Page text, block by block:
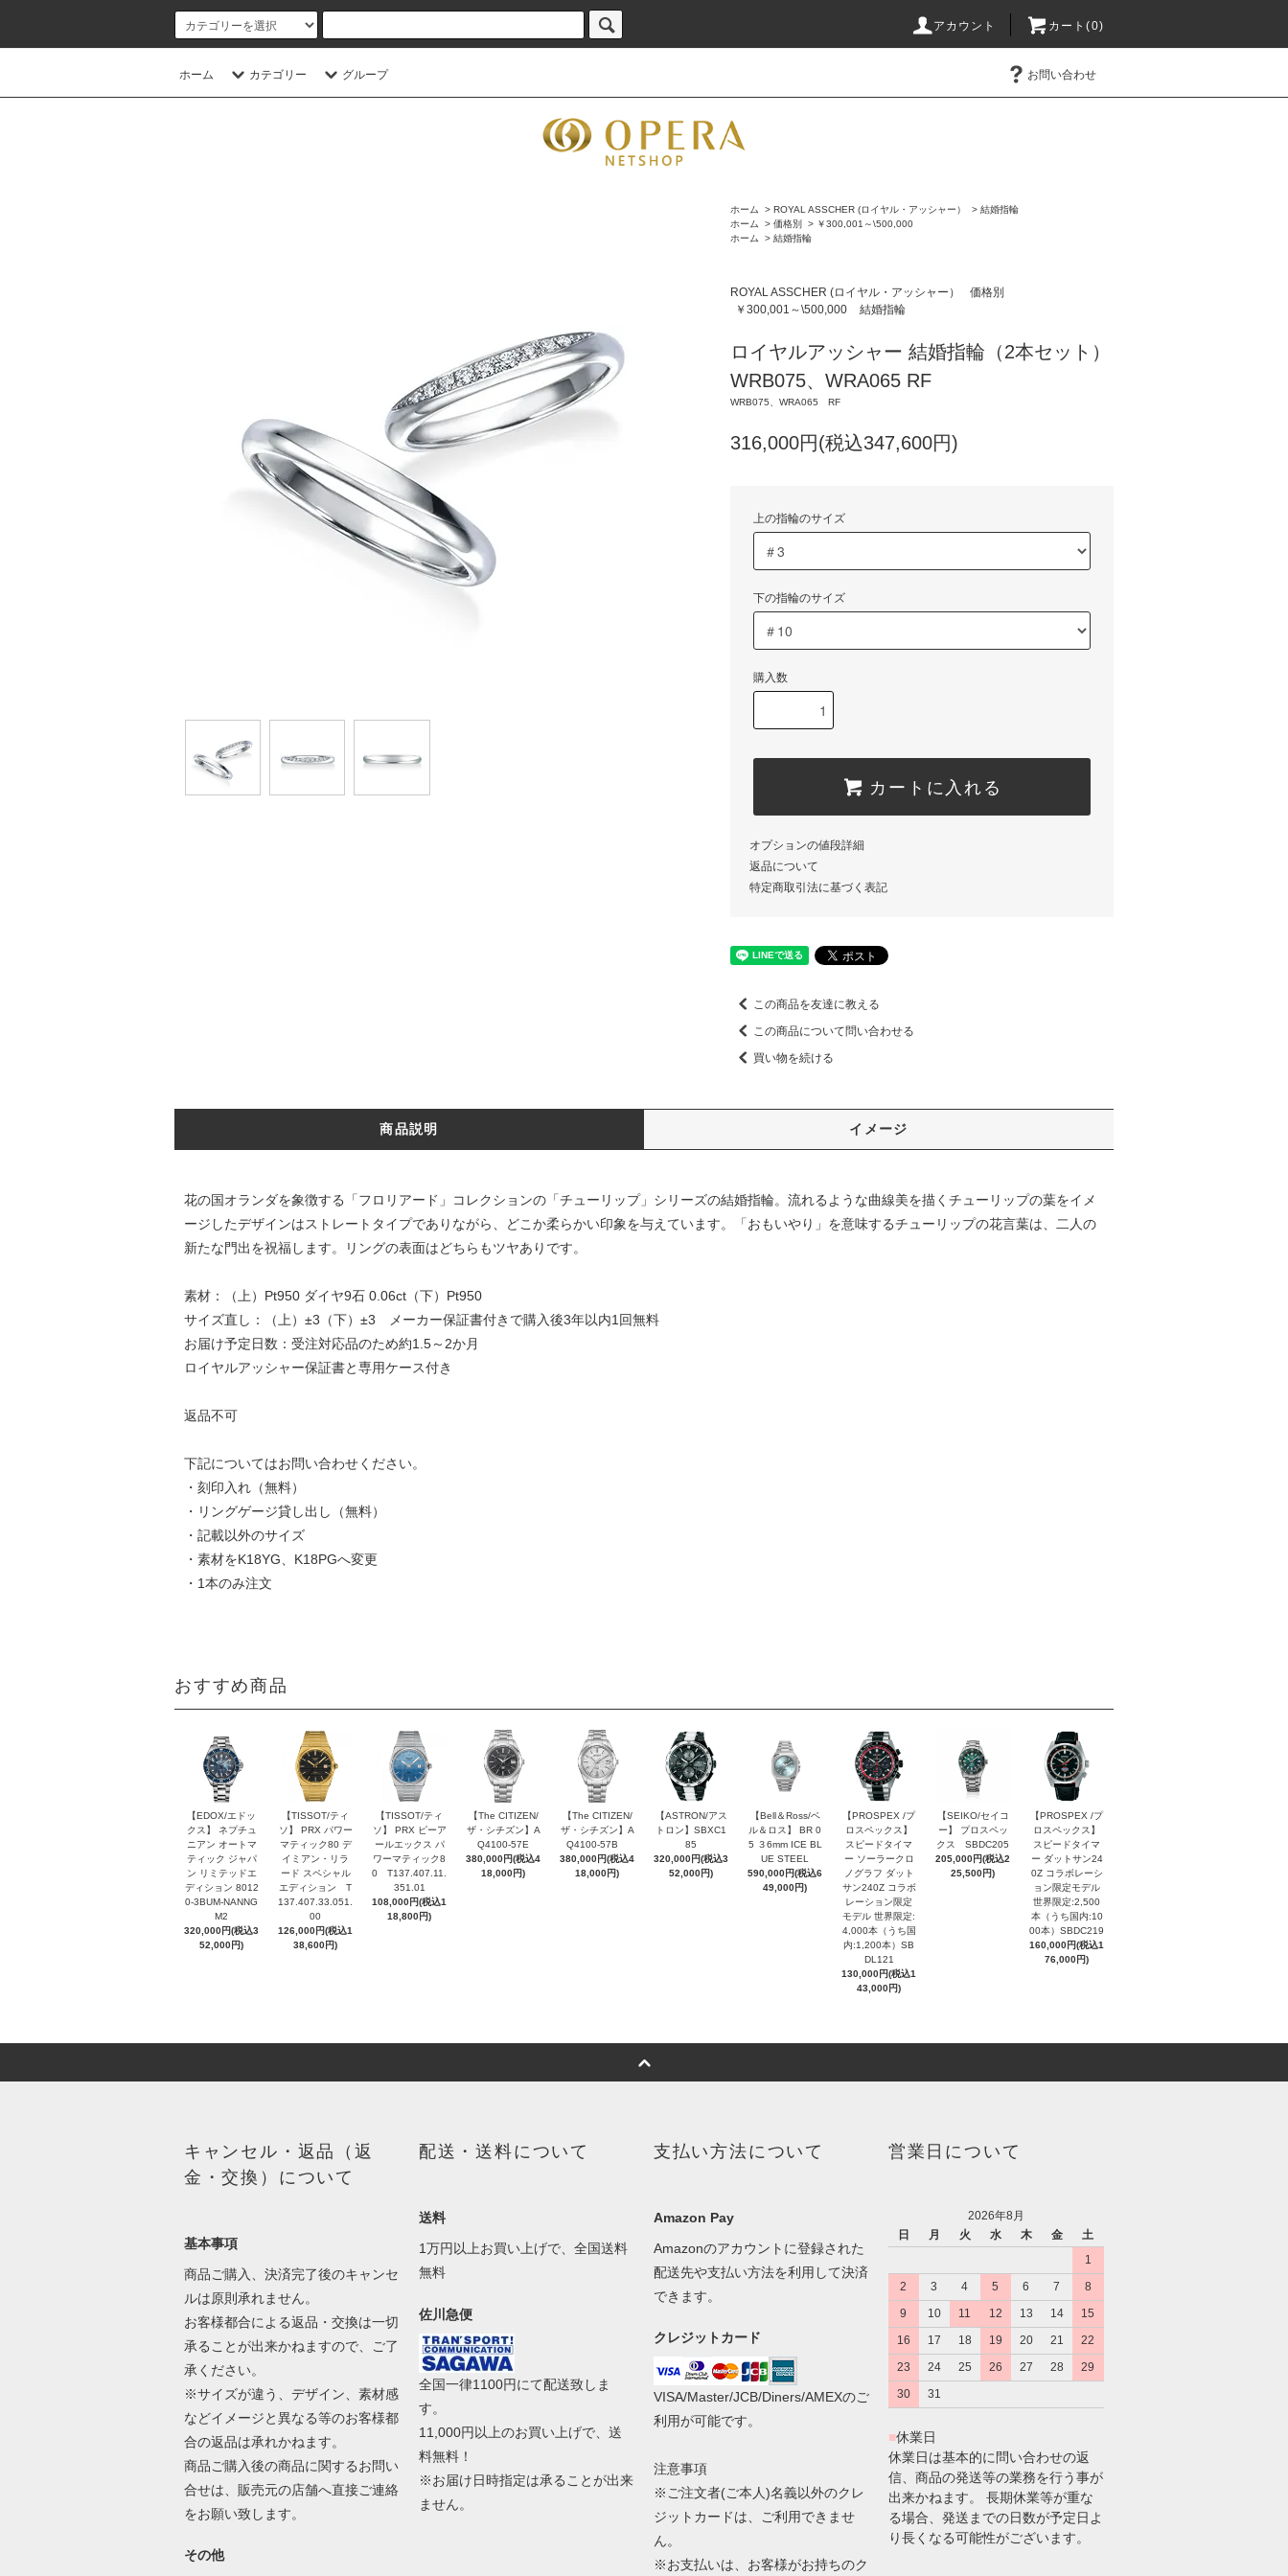
アカウント カート(0)
ホーム カテゴリー グループ お問い合わせ
ホーム > ROYAL ASSCHER (ロイヤル・アッシャー） > 結婚指輪
ホーム
> 価格別 > ￥300,001～\500,000
ホーム
> 結婚指輪
ROYAL ASSCHER (ロイヤル・アッシャー）
価格別
￥300,001～\500,000
結婚指輪
ロイヤルアッシャー 結婚指輪（2本セット）
WRB075、WRA065 RF
WRB075、WRA065 RF
316,000円(税込347,600円)
上の指輪のサイズ
下の指輪のサイズ
購入数
カートに入れる
オプションの値段詳細
返品について
特定商取引法に基づく表記
この商品を友達に教える
この商品について問い合わせる
買い物を続ける
商品説明 イメージ
花の国オランダを象徴する「フロリアード」コレクションの「チューリップ」シリーズの結婚指輪。流れるような曲線美を描くチューリップの葉をイメ
ージしたデザインはストレートタイプでありながら、どこか柔らかい印象を与えています。「おもいやり」を意味するチューリップの花言葉は、二人の
新たな門出を祝福します。リングの表面はどちらもツヤありです。
素材：（上）Pt950 ダイヤ9石 0.06ct（下）Pt950
サイズ直し：（上）±3（下）±3 メーカー保証書付きで購入後3年以内1回無料
お届け予定日数：受注対応品のため約1.5～2か月
ロイヤルアッシャー保証書と専用ケース付き
返品不可
下記についてはお問い合わせください。
・刻印入れ（無料）
・リングゲージ貸し出し（無料）
・記載以外のサイズ
・素材をK18YG、K18PGへ変更
・1本のみ注文
おすすめ商品
【EDOX/エドッ
クス】 ネプチュ
ニアン オートマ
ティック ジャパ
ン リミテッドエ
ディション 8012
0-3BUM-NANNG
M2
320,000円(税込3
52,000円)
【TISSOT/ティ
ソ】 PRX パワー
マティック80 デ
イミアン・リラ
ード スペシャル
エディション T
137.407.33.051.
00
126,000円(税込1
38,600円)
【TISSOT/ティ
ソ】 PRX ピーア
ールエックス パ
ワーマティック8
0 T137.407.11.
351.01
108,000円(税込1
18,800円)
【The CITIZEN/
ザ・シチズン】A
Q4100-57E
380,000円(税込4
18,000円)
【The CITIZEN/
ザ・シチズン】A
Q4100-57B
380,000円(税込4
18,000円)
【ASTRON/アス
トロン】SBXC1
85
320,000円(税込3
52,000円)
【Bell＆Ross/ベ
ル＆ロス】 BR 0
5 ３6mm ICE BL
UE STEEL
590,000円(税込6
49,000円)
【PROSPEX /プ
ロスペックス】
スピードタイマ
ー ソーラークロ
ノグラフ ダット
サン240Z コラボ
レーション限定
モデル 世界限定:
4,000本（うち国
内:1,200本）SB
DL121
130,000円(税込1
43,000円)
【SEIKO/セイコ
ー】 プロスペッ
クス SBDC205
205,000円(税込2
25,500円)
【PROSPEX /プ
ロスペックス】
スピードタイマ
ー ダットサン24
0Z コラボレーシ
ョン限定モデル
世界限定:2,500
本（うち国内:10
00本）SBDC219
160,000円(税込1
76,000円)
キャンセル・返品（返
金・交換）について
基本事項
商品ご購入、決済完了後のキャンセ
ルは原則承れません。
お客様都合による返品・交換は一切
承ることが出来かねますので、ご了
承ください。
※サイズが違う、デザイン、素材感
などイメージと異なる等のお客様都
合の返品は承れかねます。
商品ご購入後の商品に関するお問い
合せは、販売元の店舗へ直接ご連絡
をお願い致します。
その他
配送・送料について
送料
1万円以上お買い上げで、全国送料
無料
佐川急便
全国一律1100円にて配送致しま
す。
11,000円以上のお買い上げで、送
料無料！
※お届け日時指定は承ることが出来
ません。
支払い方法について
Amazon Pay
Amazonのアカウントに登録された
配送先や支払い方法を利用して決済
できます。
クレジットカード
VISA/Master/JCB/Diners/AMEXのご
利用が可能です。
注意事項
※ご注文者(ご本人)名義以外のクレ
ジットカードは、ご利用できませ
ん。
※お支払いは、お客様がお持ちのク
営業日について
2026年8月
日
月 火 水 木 金
土
1
2
3 4 5 6 7
8
9
10 11 12 13 14
15
16
17 18 19 20 21
22
23
24 25 26 27 28
29
30
31
■休業日
休業日は基本的に問い合わせの返
信、商品の発送等の業務を行う事が
出来かねます。 長期休業等が重な
る場合、発送までの日数が予定日よ
り長くなる可能性がございます。